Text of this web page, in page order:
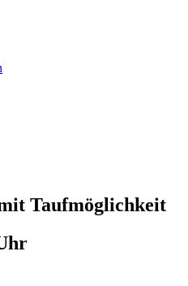
Taufmöglichkeit